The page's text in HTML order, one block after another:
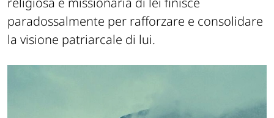
paradossalmente per rafforzare e consolidare
la visione patriarcale di lui.